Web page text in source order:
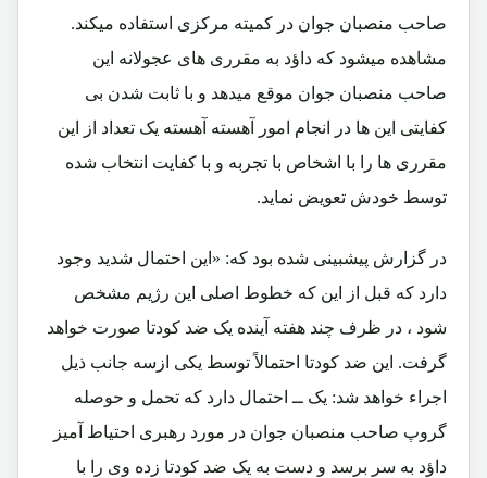
صاحب منصبان جوان در کمیته مرکزی استفاده میکند.
مشاهده میشود که داؤد به مقرری های عجولانه این
صاحب منصبان جوان موقع میدهد و با ثابت شدن بی
کفایتی این ها در انجام امور آهسته آهسته یک تعداد از این
مقرری ها را با اشخاص با تجربه و با کفایت انتخاب شده
توسط خودش تعویض نماید.
در گزارش پیشبینی شده بود که: «این احتمال شدید وجود
دارد که قبل از این که خطوط اصلی این رژیم مشخص
شود ، در ظرف چند هفته آینده یک ضد کودتا صورت خواهد
گرفت. این ضد کودتا احتمالاً توسط یکی ازسه جانب ذیل
اجراء خواهد شد: یک ــ احتمال دارد که تحمل و حوصله
گروپ صاحب منصبان جوان در مورد رهبری احتیاط آمیز
داؤد به سر برسد و دست به یک ضد کودتا زده وی را با